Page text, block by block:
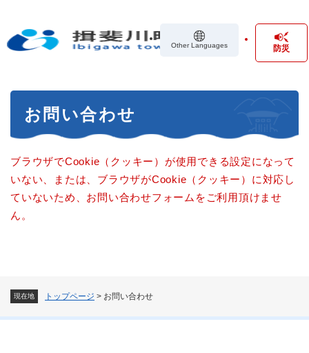
の
Other Languages 防災
現在地 トップページ > お問い合わせ
お問い合わせ
ブラウザでCookie（クッキー）が使用できる設定になって
いない、または、ブラウザがCookie（クッキー）に対応し
ていないため、お問い合わせフォームをご利用頂けませ
ん。